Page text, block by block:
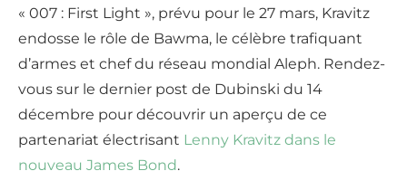
« 007 : First Light », prévu pour le 27 mars, Kravitz
endosse le rôle de Bawma, le célèbre trafiquant
d’armes et chef du réseau mondial Aleph. Rendez-
vous sur le dernier post de Dubinski du 14
décembre pour découvrir un aperçu de ce
partenariat électrisant Lenny Kravitz dans le
nouveau James Bond.